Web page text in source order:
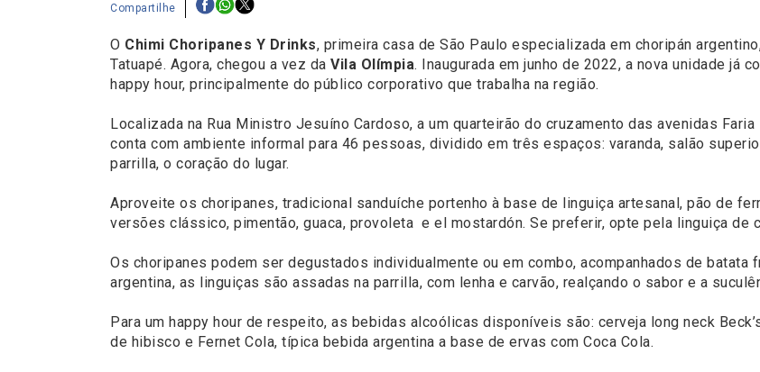
Compartilhe
O Chimi Choripanes Y Drinks, primeira casa de São Paulo especializada em choripán
Tatuapé. Agora, chegou a vez da Vila Olímpia. Inaugurada em junho de 2022, a nova unidade já
happy hour, principalmente do público corporativo que trabalha na região.
Localizada na Rua Ministro Jesuíno Cardoso, a um quarteirão do cruzamento das avenidas
conta com ambiente informal para 46 pessoas, dividido em três espaços: varanda, salão
parrilla, o coração do lugar.
Aproveite os choripanes, tradicional sanduíche portenho à base de linguiça artesanal, pão de
versões clássico, pimentão, guaca, provoleta e el mostardón. Se preferir, opte pela linguiça de
Os choripanes podem ser degustados individualmente ou em combo, acompanhados de batata
argentina, as linguiças são assadas na parrilla, com lenha e carvão, realçando o sabor e a
Para um happy hour de respeito, as bebidas alcoólicas disponíveis são: cerveja long neck
de hibisco e Fernet Cola, típica bebida argentina a base de ervas com Coca Cola.